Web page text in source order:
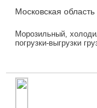
Московская
Морозильный,
погрузки-выгрузки